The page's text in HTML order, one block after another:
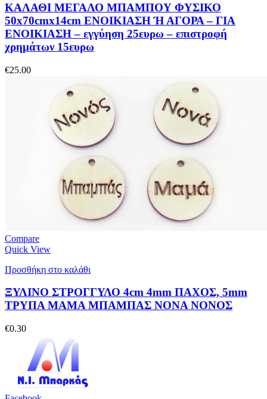
ΚΑΛΑΘΙ ΜΕΓΑΛΟ ΜΠΑΜΠΟΥ ΦΥΣΙΚΟ
50x70cmx14cm ΕΝΟΙΚΙΑΣΗ Ή ΑΓΟΡΑ – ΓΙΑ
ΕΝΟΙΚΙΑΣΗ – εγγύηση 25ευρω – επιστροφή
χρημάτων 15ευρω
€25.00
Compare
Quick View
Προσθήκη στο καλάθι
ΞΥΛΙΝΟ ΣΤΡΟΓΓΥΛΟ 4cm 4mm ΠΑΧΟΣ, 5mm
ΤΡΥΠΑ ΜΑΜΑ ΜΠΑΜΠΑΣ ΝΟΝΑ ΝΟΝΟΣ
€0.30